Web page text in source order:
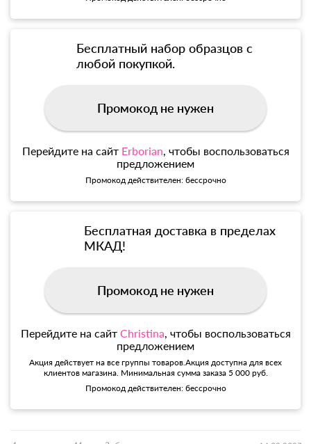
Бесплатный набор образцов с
любой покупкой.
Промокод не нужен
Перейдите на сайт Erborian , чтобы воспользоваться
предложением
Промокод действителен: бессрочно
Бесплатная доставка в пределах
МКАД!
Промокод не нужен
Перейдите на сайт Christina , чтобы воспользоваться
предложением
Акция действует на все группы товаров.Акция доступна для всех
клиентов магазина. Минимальная сумма заказа 5 000 руб.
Промокод действителен: бессрочно